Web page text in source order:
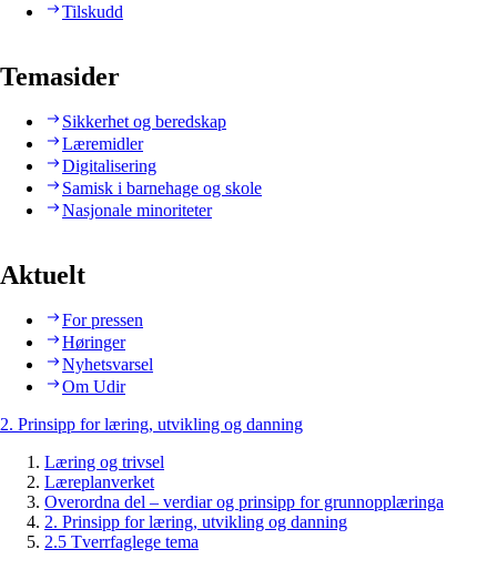
Tilskudd
Temasider
Sikkerhet og beredskap
Læremidler
Digitalisering
Samisk i barnehage og skole
Nasjonale minoriteter
Aktuelt
For pressen
Høringer
Nyhetsvarsel
Om Udir
2. Prinsipp for læring, utvikling og danning
Læring og trivsel
Læreplanverket
Overordna del – verdiar og prinsipp for grunnopplæringa
2. Prinsipp for læring, utvikling og danning
2.5 Tverrfaglege tema